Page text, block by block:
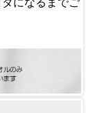
になるまでご